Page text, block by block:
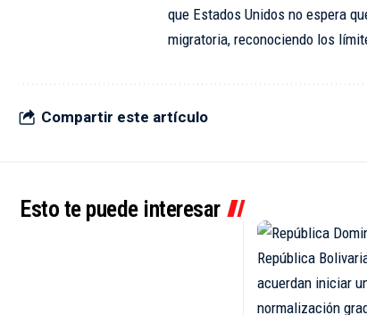
que Estados Unidos no espera
migratoria, reconociendo los
Compartir este artículo
Esto te puede interesar